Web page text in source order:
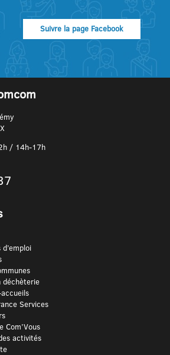
Suivre la page Facebook
/ 14h-17h
déchèterie
Services
Com’Vous
activités